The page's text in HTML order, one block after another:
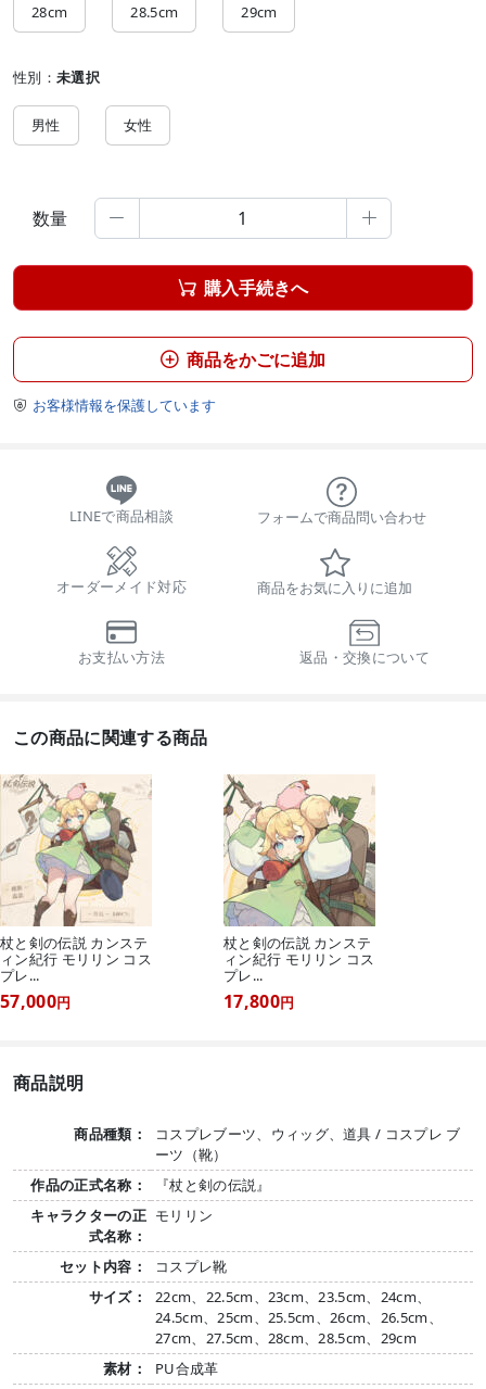
28cm 28.5cm 29cm
性別： 未選択
男性 女性
数量  
 購入手続きへ
 商品をかごに追加
 お客様情報を保護しています
LINEで商品相談 フォームで商品問い合わせ
オーダーメイド対応 商品をお気に入りに追加
お支払い方法 返品・交換について
この商品に関連する商品
杖と剣の伝説 カンステ
ィン紀行 モリリン コス
プレ...
57,000円
杖と剣の伝説 カンステ
ィン紀行 モリリン コス
プレ...
17,800円
商品説明
商品種類：
コスプレブーツ、ウィッグ、道具 / コスプレ ブ
ーツ（靴）
作品の正式名称：
『杖と剣の伝説』
キャラクターの正
式名称：
モリリン
セット内容：
コスプレ靴
サイズ：
22cm、22.5cm、23cm、23.5cm、24cm、
24.5cm、25cm、25.5cm、26cm、26.5cm、
27cm、27.5cm、28cm、28.5cm、29cm
素材：
PU合成革